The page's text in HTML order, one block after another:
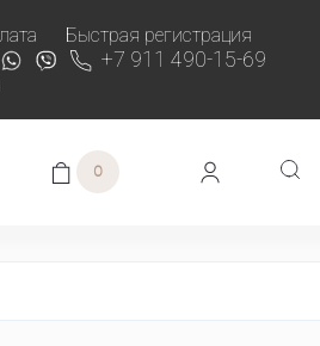
Быстрая регистрация
+7 911 490-15-69
0